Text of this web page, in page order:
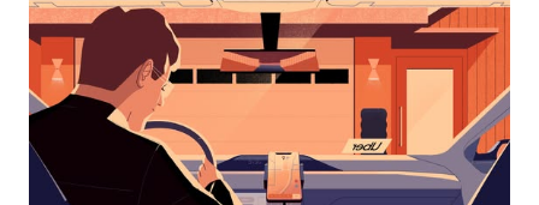
ouvrir
le
calendrier
sélectionner
une
date.
Appuyez
sur